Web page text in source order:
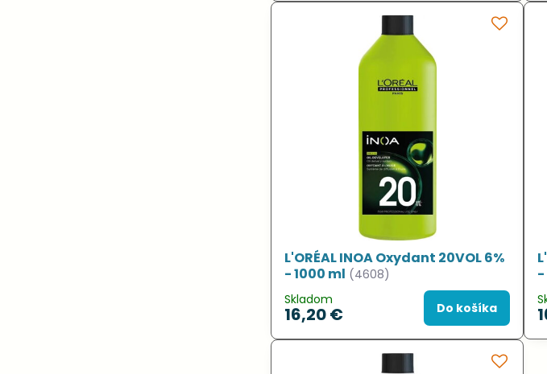
L'ORÉAL INOA Oxydant 20VOL 6%
- 1000 ml (4608)
Skladom
16,20 € Do košíka
-